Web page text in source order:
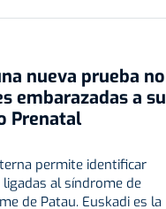
nueva prueba no
embarazadas a su
Prenatal
permite identificar
al síndrome de
de Patau. Euskadi es la